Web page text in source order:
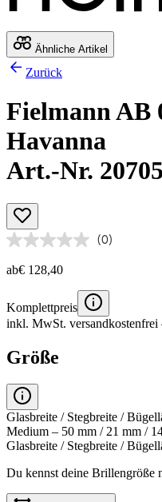
Ähnliche Artikel
Zurück
Fielmann AB
Havanna
Art.-Nr. 20705
(0)
ab€ 128,40
Komplettpreis
inkl. MwSt. versandkostenfrei
Größe
Glasbreite / Stegbreite /
Medium – 50 mm / 21 mm /
Glasbreite / Stegbreite /
Du kennst deine Brillengröße